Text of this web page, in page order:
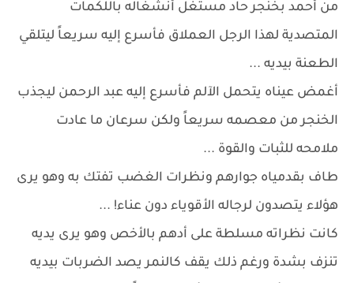
من أحمد بخنجر حاد مستغل أنشغاله باللكمات
المتصدية لهذا الرجل العملاق فأسرع إليه سريعاً ليتلقي
الطعنة بيديه ...
أغمض عيناه يتحمل الآلم فأسرع إليه عبد الرحمن ليجذب
الخنجر من معصمه سريعاً ولكن سرعان ما عادت
ملامحه للثبات والقوة ...
طاف بقدمياه جوارهم ونظرات الغضب تفتك به وهو يرى
هؤلاء يتصدون لرجاله الأقوياء دون عناء! ...
كانت نظراته مسلطة على أدهم بالأخص وهو يرى يديه
تنزف بشدة ورغم ذلك يقف كالنمر يصد الضربات بيديه